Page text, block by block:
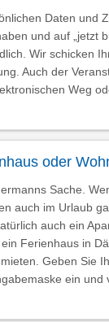
Daten und
und auf „jetzt
Wir schicken
Auch der
Weg
oder
Sache.
auch im Urlaub
auch ein
Ferienhaus in
Geben Sie
ein und